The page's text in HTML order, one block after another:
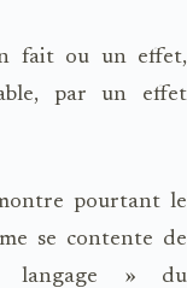
fait ou un effet,
par un effet
pourtant le
se contente de
langage » du